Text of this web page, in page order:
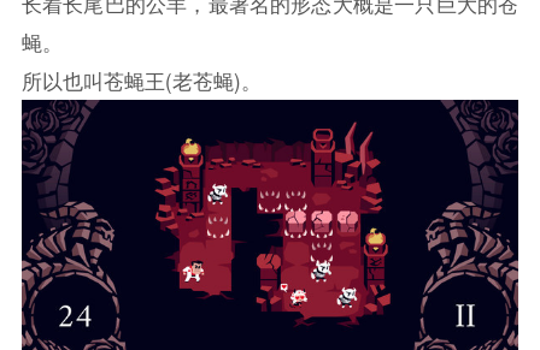
蝇。
所以也叫苍蝇王(老苍蝇)。